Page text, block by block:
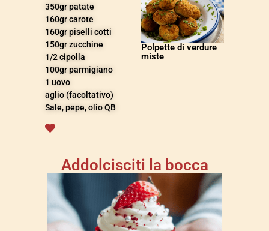
350gr patate
160gr carote
160gr piselli cotti
150gr zucchine
1/2 cipolla
100gr parmigiano
1 uovo
aglio (facoltativo)
Sale, pepe, olio QB
Polpette di verdure
miste
Addolcisciti la bocca